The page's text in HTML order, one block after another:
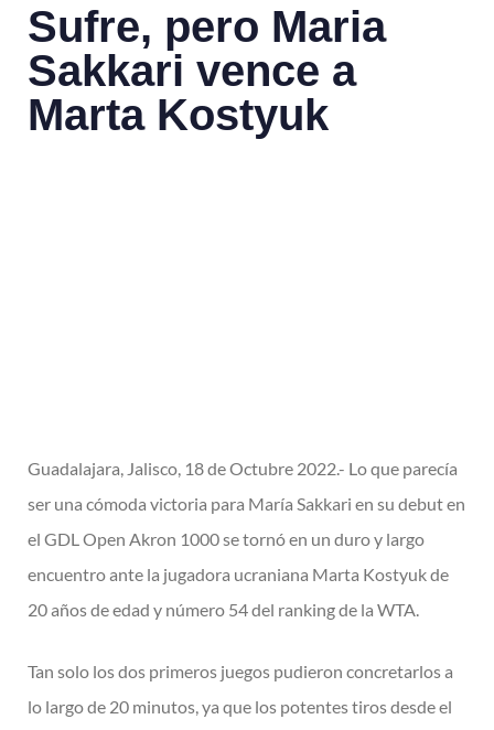
Sufre, pero Maria
Sakkari vence a
Marta Kostyuk
Guadalajara, Jalisco, 18 de Octubre 2022.- Lo que parecía
ser una cómoda victoria para María Sakkari en su debut en
el GDL Open Akron 1000 se tornó en un duro y largo
encuentro ante la jugadora ucraniana Marta Kostyuk de
20 años deedad y número 54 del ranking de la WTA.
Tan solo los dos primeros juegos pudieron concretarlos a
lo largo de 20 minutos,ya que los potentes tiros desde el